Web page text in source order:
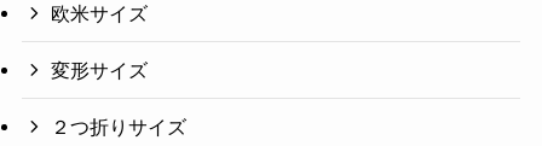
欧米サイズ
変形サイズ
２つ折りサイズ